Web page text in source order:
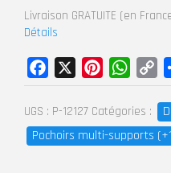
Livraison GRATUITE (en
Détails
UGS : P-12127 Catégories :
Pochoirs multi-supports
Facebook Pinterest